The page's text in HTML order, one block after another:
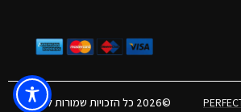
©2026 כל הזכויות שמורות לטימבר